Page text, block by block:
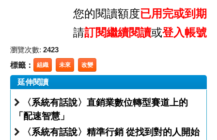
您的閱讀額度已用完或到期
請訂閱繼續閱讀或登入帳號
瀏覽次數: 2423
標籤： 組織 未來 改變
延伸閱讀
〈系統有話說〉直銷業數位轉型賽道上的
「配速智慧」
〈系統有話說〉精準行銷 從找到對的人開始